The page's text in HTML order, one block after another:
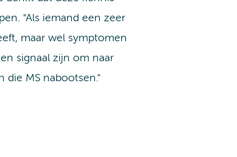
"Als iemand een zeer
maar wel symptomen
signaal zijn om naar
die MS nabootsen."